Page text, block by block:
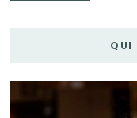
QUI